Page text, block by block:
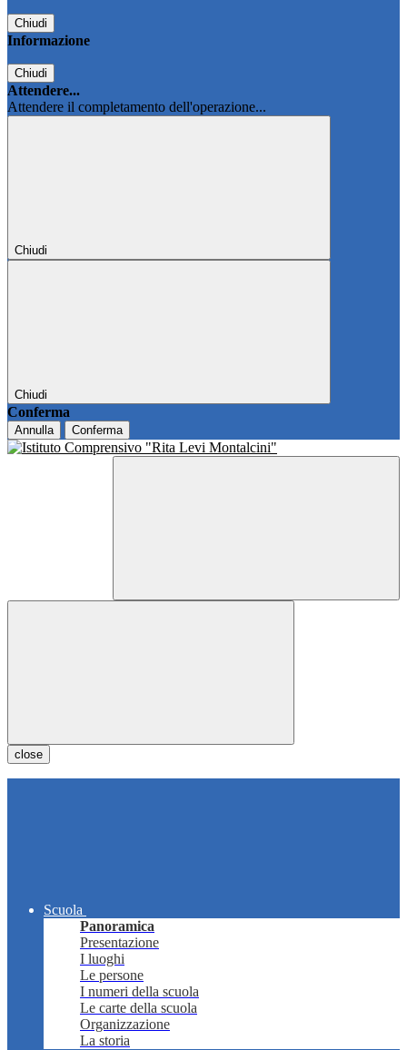
Chiudi
Informazione
Chiudi
Attendere...
Attendere il completamento dell'operazione...
Chiudi
Chiudi
Conferma
Annulla Conferma
close
Scuola
Panoramica
Presentazione
I luoghi
Le persone
I numeri della scuola
Le carte della scuola
Organizzazione
La storia